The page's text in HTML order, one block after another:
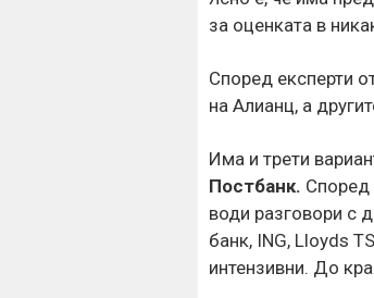
за оценката в
Според експерти
на Алианц, а
Има и трети
Постбанк. Според
води разговори с
банк, ING, Lloyds
интензивни. До